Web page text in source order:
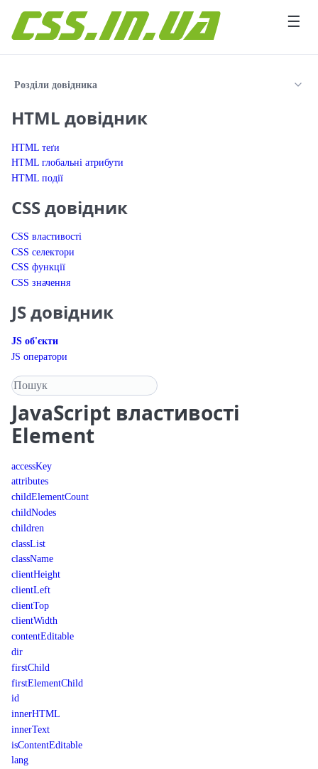
☰
Розділи довідника
HTML довідник
HTML теґи
HTML глобальні атрибути
HTML події
CSS довідник
CSS властивості
CSS селектори
CSS функції
CSS значення
JS довідник
JS об'єкти
JS оператори
Пошук у довіднику
JavaScript властивості
Element
accessKey
attributes
childElementCount
childNodes
children
classList
className
clientHeight
clientLeft
clientTop
clientWidth
contentEditable
dir
firstChild
firstElementChild
id
innerHTML
innerText
isContentEditable
lang